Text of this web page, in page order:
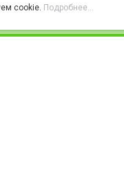
cookie. Подробнее...